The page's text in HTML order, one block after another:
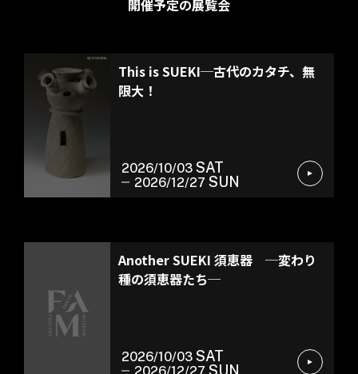
開催予定の展覧会
This is SUEKI─古代のカタチ、無
限大！
2026/10/03 SAT
2026/12/27 SUN
Another SUEKI 須恵器 ─変わり
種の須恵器たち─
2026/10/03 SAT
SUN